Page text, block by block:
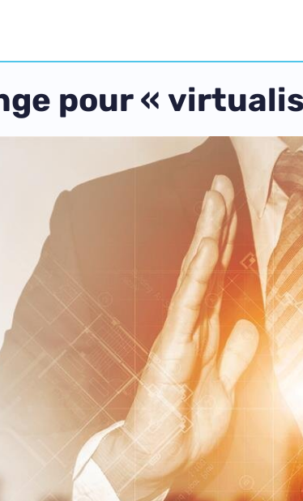
pour «